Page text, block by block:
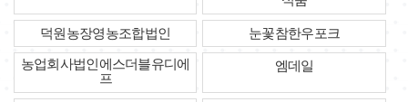
덕원농장영농조합법인 눈꽃참한우포크
농업회사법인에스더블유디에
프
엠데일